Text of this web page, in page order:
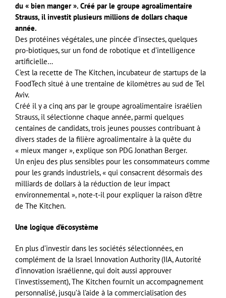
du « bien manger ». Créé par le groupe agroalimentaire
Strauss, il investit plusieurs millions de dollars chaque
année.
Des protéines végétales, une pincée d’insectes, quelques
pro-biotiques, sur un fond de robotique et d’intelligence
artificielle…
C’est la recette de The Kitchen, incubateur de startups de la
FoodTech situé à une trentaine de kilomètres au sud de Tel
Aviv.
Créé il y a cinq ans par le groupe agroalimentaire israélien
Strauss, il sélectionne chaque année, parmi quelques
centaines de candidats, trois jeunes pousses contribuant à
divers stades de la filière agroalimentaire à la quête du
« mieux manger », explique son PDG Jonathan Berger.
Un enjeu des plus sensibles pour les consommateurs comme
pour les grands industriels, « qui consacrent désormais des
milliards de dollars à la réduction de leur impact
environnemental », note-t-il pour expliquer la raison d’être
de The Kitchen.
Une logique d’écosystème
En plus d’investir dans les sociétés sélectionnées, en
complément de la Israel Innovation Authority (IIA, Autorité
d’innovation israélienne, qui doit aussi approuver
l’investissement), The Kitchen fournit un accompagnement
personnalisé, jusqu’à l’aide à la commercialisation des